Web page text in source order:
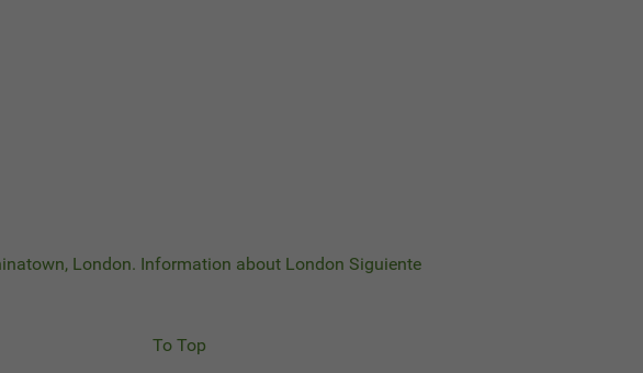
London. Information about London Siguiente
To Top